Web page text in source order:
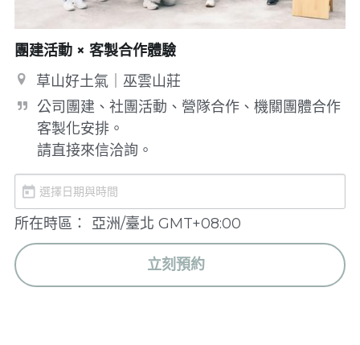
團建活動 × 客製合作體驗
草山好土氣｜巫雲山莊
公司團建、社團活動、營隊合作、機關團體合作
客製化安排。
請直接來信洽詢。
所在時區： 亞洲/臺北 GMT+08:00
立刻預約